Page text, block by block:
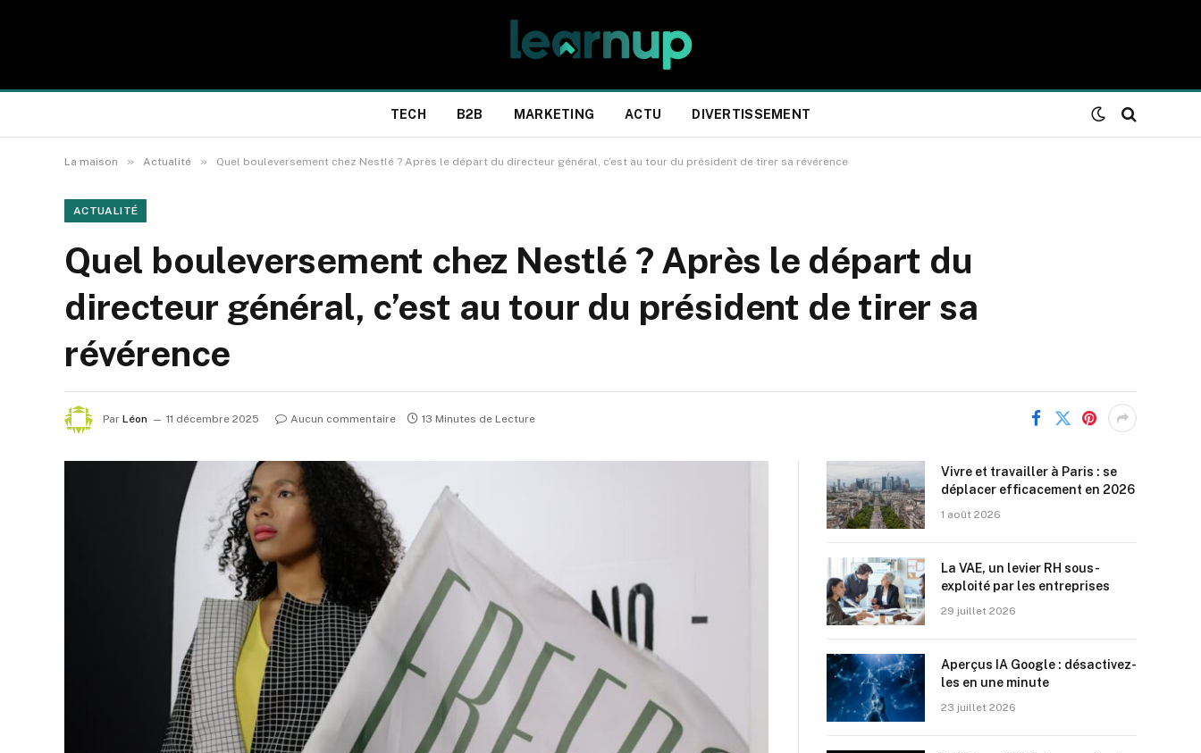
TECH B2B MARKETING ACTU DIVERTISSEMENT
La maison » Actualité » Quel bouleversement chez Nestlé ? Après le départ du directeur général, c’est au tour du président de tirer sa révérence
ACTUALITÉ
Quel bouleversement chez Nestlé ? Après le départ du
directeur général, c’est au tour du président de tirer sa
révérence
Par Léon 11 décembre 2025 Aucun commentaire 13 Minutes de Lecture
Vivre et travailler à Paris : se
déplacer efficacement en 2026
1 août 2026
La VAE, un levier RH sous-
exploité par les entreprises
29 juillet 2026
Aperçus IA Google : désactivez-
les en une minute
23 juillet 2026